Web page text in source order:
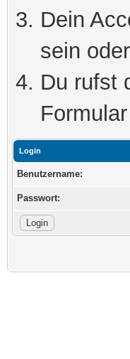
Dein
sein
Du rufst
Login
Benutzername:
Passwort: